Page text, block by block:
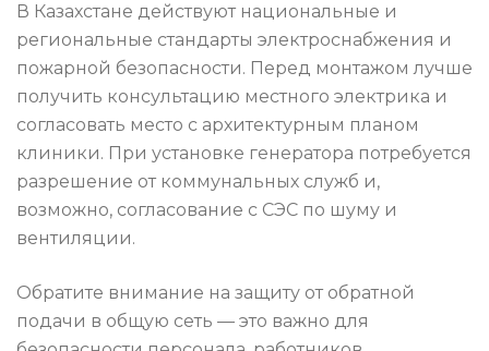
В Казахстане действуют национальные и
региональные стандарты электроснабжения и
пожарной безопасности. Перед монтажом лучше
получить консультацию местного электрика и
согласовать место с архитектурным планом
клиники. При установке генератора потребуется
разрешение от коммунальных служб и,
возможно, согласование с СЭС по шуму и
вентиляции.
Обратите внимание на защиту от обратной
подачи в общую сеть — это важно для